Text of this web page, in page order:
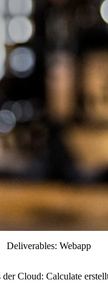
Deliverables:Webapp
der Cloud: Calculate